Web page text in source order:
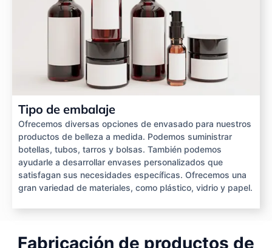
Tipo de embalaje
Ofrecemos diversas opciones de envasado para nuestros
productos de belleza a medida. Podemos suministrar
botellas, tubos, tarros y bolsas. También podemos
ayudarle a desarrollar envases personalizados que
satisfagan sus necesidades específicas. Ofrecemos una
gran variedad de materiales, como plástico, vidrio y papel.
Fabricación de productos de